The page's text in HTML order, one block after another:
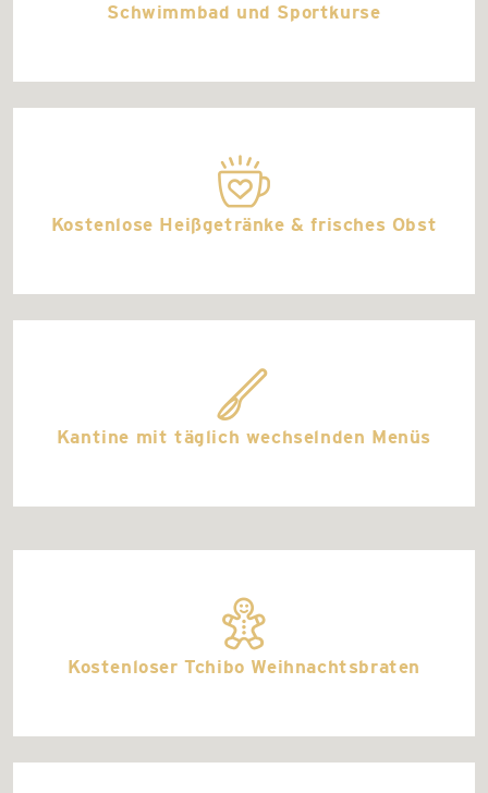
Schwimmbad und Sportkurse
bestseller
Kostenlose Heißgetränke & frisches Obst
eating_spoon
Kantine mit täglich wechselnden Menüs
gingerbread
Kostenloser Tchibo Weihnachtsbraten